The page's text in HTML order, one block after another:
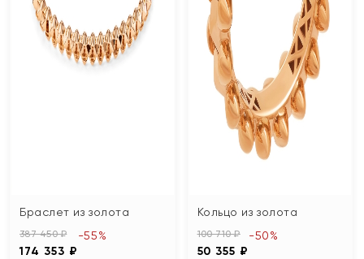
Браслет из золота
387 450 ₽
174 353 ₽
-55%
Кольцо из золота
100 710 ₽
50 355 ₽
-50%